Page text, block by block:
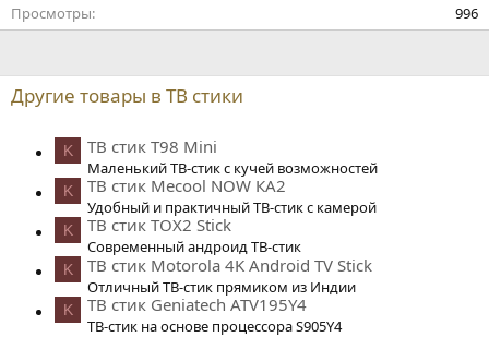
Просмотры 996
Другие товары в ТВ стики
K ТВ стик T98 Mini
Маленький ТВ-стик с кучей возможностей
K ТВ стик Mecool NOW КА2
Удобный и практичный ТВ-стик с камерой
K ТВ стик TOX2 Stick
Современный андроид ТВ-стик
K ТВ стик Motorola 4K Android TV Stick
Отличный ТВ-стик прямиком из Индии
K ТВ стик Geniatech ATV195Y4
ТВ-стик на основе процессора S905Y4